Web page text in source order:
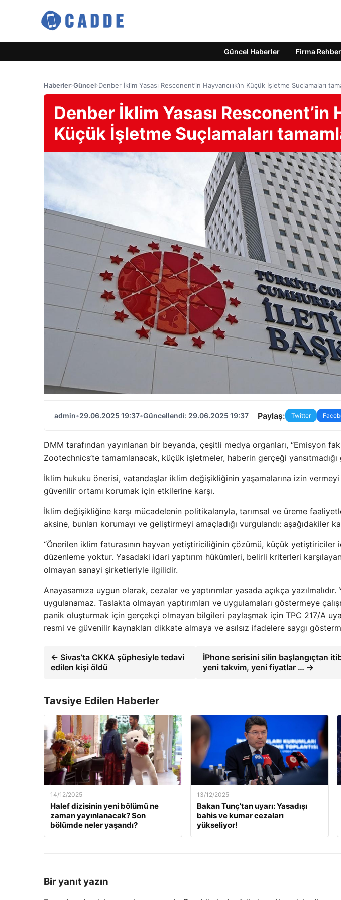
Güncel Haberler Firma
Haberler›Güncel›Denber İklim Yasası Resconent’in Hayvancılık’ın Küçük İşletme Suçlamaları
Denber İklim Yasası Resconent’in
Küçük İşletme Suçlamaları
admin•29.06.2025 19:37•Güncellendi: 29.06.2025 19:37 Paylaş: Twitter
DMM tarafından yayınlanan bir beyanda, çeşitli medya organları, “Emisyon
Zootechnics’te tamamlanacak, küçük işletmeler, haberin gerçeği
İklim hukuku önerisi, vatandaşlar iklim değişikliğinin yaşamalarına izin
güvenilir ortamı korumak için etkilerine karşı.
İklim değişikliğine karşı mücadelenin politikalarıyla, tarımsal ve üreme
aksine, bunları korumayı ve geliştirmeyi amaçladığı vurgulandı: aşağıdakiler
“Önerilen iklim faturasının hayvan yetiştiriciliğinin çözümü, küçük
düzenleme yoktur. Yasadaki idari yaptırım hükümleri, belirli kriterleri
olmayan sanayi şirketleriyle ilgilidir.
Anayasamıza uygun olarak, cezalar ve yaptırımlar yasada açıkça
uygulanamaz. Taslakta olmayan yaptırımları ve uygulamaları göstermeye
panik oluşturmak için gerçekçi olmayan bilgileri paylaşmak için TPC 217/A
resmi ve güvenilir kaynakları dikkate almaya ve asılsız ifadelere saygı
← Sivas’ta CKKA şüphesiyle tedavi
edilen kişi öldü
İPhone serisini silin başlangıçtan
yeni takvim, yeni fiyatlar … →
Tavsiye Edilen Haberler
14/12/2025
Halef dizisinin yeni bölümü ne
zaman yayınlanacak? Son
bölümde neler yaşandı?
13/12/2025
Bakan Tunç’tan uyarı: Yasadışı
bahis ve kumar cezaları
yükseliyor!
Bir yanıt yazın